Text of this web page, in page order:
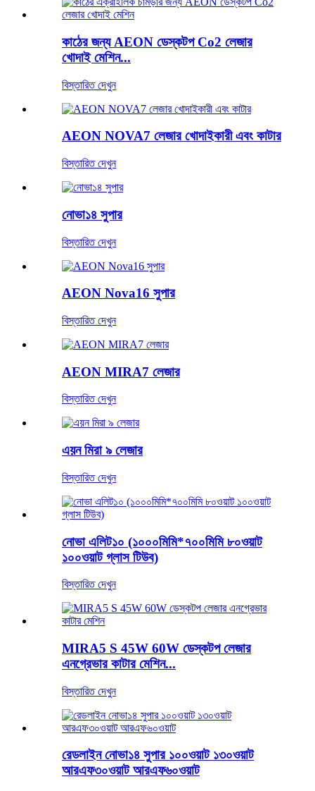
কাঠের জন্য AEON ডেস্কটপ Co2 লেজার
খোদাই মেশিন...
বিস্তারিত দেখুন
AEON NOVA7 লেজার খোদাইকারী এবং কাটার
বিস্তারিত দেখুন
নোভা১৪ সুপার
বিস্তারিত দেখুন
AEON Nova16 সুপার
বিস্তারিত দেখুন
AEON MIRA7 লেজার
বিস্তারিত দেখুন
এয়ন মিরা ৯ লেজার
বিস্তারিত দেখুন
নোভা এলিট১০ (১০০০মিমি*৭০০মিমি ৮০ওয়াট
১০০ওয়াট গ্লাস টিউব)
বিস্তারিত দেখুন
MIRA5 S 45W 60W ডেস্কটপ লেজার
এনগ্রেভার কাটার মেশিন...
বিস্তারিত দেখুন
রেডলাইন নোভা১৪ সুপার ১০০ওয়াট ১৩০ওয়াট
আরএফ৩০ওয়াট আরএফ৬০ওয়াট